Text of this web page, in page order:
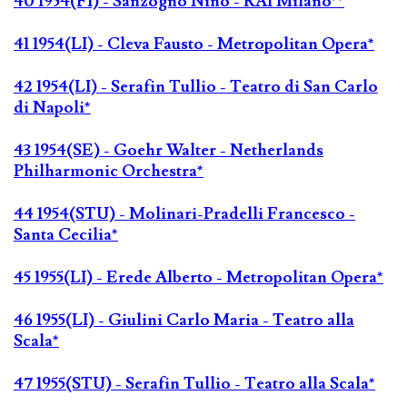
41 1954(LI) - Cleva Fausto - Metropolitan Opera*
42 1954(LI) - Serafin Tullio - Teatro di San Carlo
di Napoli*
43 1954(SE) - Goehr Walter - Netherlands
Philharmonic Orchestra*
44 1954(STU) - Molinari-Pradelli Francesco -
Santa Cecilia*
45 1955(LI) - Erede Alberto - Metropolitan Opera*
46 1955(LI) - Giulini Carlo Maria - Teatro alla
Scala*
47 1955(STU) - Serafin Tullio - Teatro alla Scala*